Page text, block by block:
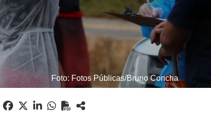
Foto: Fotos Públicas/Bruno Concha